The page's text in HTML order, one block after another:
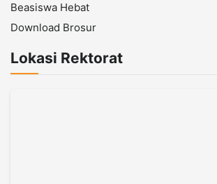
Beasiswa Hebat
Download Brosur
Lokasi Rektorat